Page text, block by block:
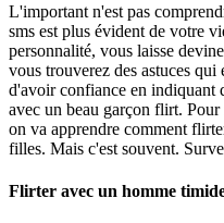
L'important n'est pas
sms est plus évident de votre
personnalité, vous laisse
vous trouverez des astuces
d'avoir confiance en indiquant
avec un beau garçon flirt.
on va apprendre comment
filles. Mais c'est souvent.
Flirter avec un homme